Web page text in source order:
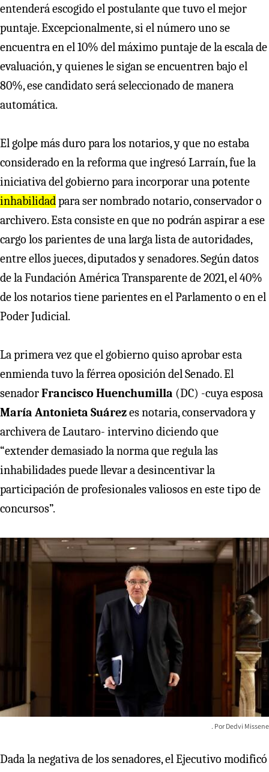
entenderá escogido el postulante que tuvo el mejor
puntaje. Excepcionalmente, si el número uno se
encuentra en el 10% del máximo puntaje de la escala de
evaluación, y quienes le sigan se encuentren bajo el
80%, ese candidato será seleccionado de manera
automática.
El golpe más duro para los notarios, y que no estaba
considerado en la reforma que ingresó Larraín, fue la
iniciativa del gobierno para incorporar una potente
inhabilidadpara ser nombrado notario, conservador o
archivero. Esta consiste en que no podrán aspirar a ese
cargo los parientes de una larga lista de autoridades,
entre ellos jueces, diputados y senadores. Según datos
de la Fundación América Transparente de 2021, el 40%
de los notarios tiene parientes en el Parlamento o en el
Poder Judicial.
La primera vez que el gobierno quiso aprobar esta
enmienda tuvo la férrea oposición del Senado. El
senadorFrancisco Huenchumilla (DC) -cuya esposa
María Antonieta Suárezes notaria, conservadora y
archivera de Lautaro- intervino diciendo que
“extender demasiado la norma que regula las
inhabilidades puede llevar a desincentivar la
participación de profesionales valiosos en este tipo de
concursos”.
Dedvi Missene
Dada la negativa de los senadores, el Ejecutivo modificó